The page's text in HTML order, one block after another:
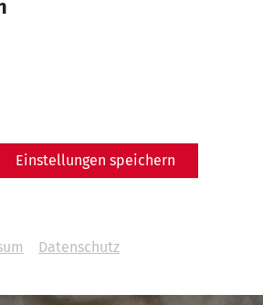
Einstellungen speichern
Datenschutz